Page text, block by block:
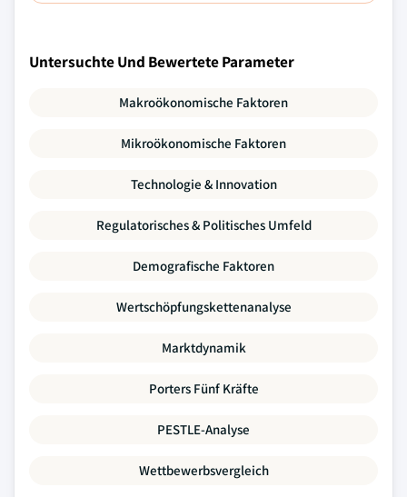
Untersuchte Und Bewertete Parameter
Makroökonomische Faktoren
Mikroökonomische Faktoren
Technologie & Innovation
Regulatorisches & Politisches Umfeld
Demografische Faktoren
Wertschöpfungskettenanalyse
Marktdynamik
Porters Fünf Kräfte
PESTLE-Analyse
Wettbewerbsvergleich